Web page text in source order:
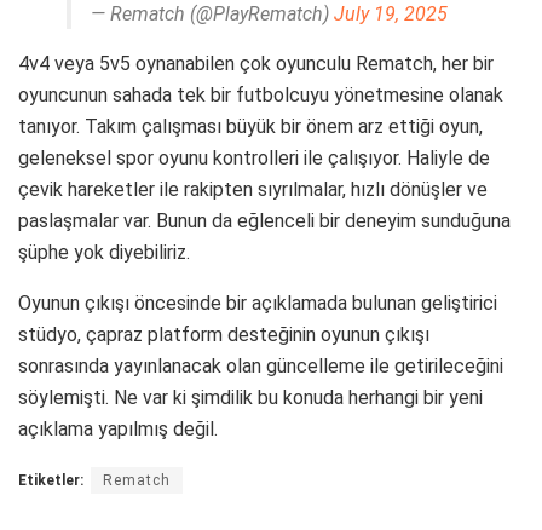
— Rematch (@PlayRematch) July 19, 2025
4v4 veya 5v5 oynanabilen çok oyunculu Rematch, her bir
oyuncunun sahada tek bir futbolcuyu yönetmesine olanak
tanıyor. Takım çalışması büyük bir önem arz ettiği oyun,
geleneksel spor oyunu kontrolleri ile çalışıyor. Haliyle de
çevik hareketler ile rakipten sıyrılmalar, hızlı dönüşler ve
paslaşmalar var. Bunun da eğlenceli bir deneyim sunduğuna
şüphe yok diyebiliriz.
Oyunun çıkışı öncesinde bir açıklamada bulunan geliştirici
stüdyo, çapraz platform desteğinin oyunun çıkışı
sonrasında yayınlanacak olan güncelleme ile getirileceğini
söylemişti. Ne var ki şimdilik bu konuda herhangi bir yeni
açıklama yapılmış değil.
Etiketler: Rematch